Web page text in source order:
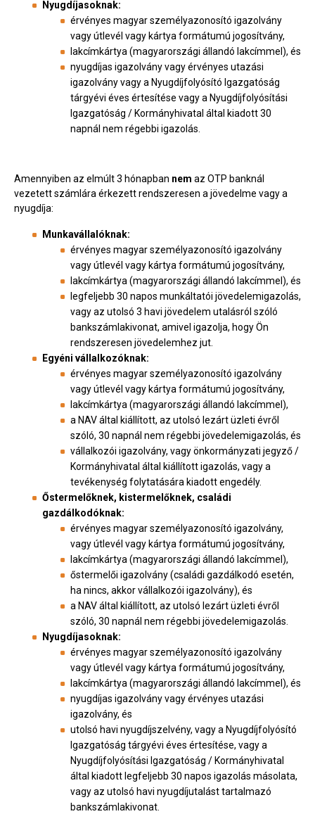
Nyugdíjasoknak:
érvényes magyar személyazonosító igazolvány
vagy útlevél vagy kártya formátumú jogosítvány,
lakcímkártya (magyarországi állandó lakcímmel), és
nyugdíjas igazolvány vagy érvényes utazási
igazolvány vagy a Nyugdíjfolyósító Igazgatóság
tárgyévi éves értesítése vagy a Nyugdíjfolyósítási
Igazgatóság / Kormányhivatal által kiadott 30
napnál nem régebbi igazolás.
Amennyiben az elmúlt 3 hónapban nem az OTP banknál
vezetett számlára érkezett rendszeresen a jövedelme vagy a
nyugdíja:
Munkavállalóknak:
érvényes magyar személyazonosító igazolvány
vagy útlevél vagy kártya formátumú jogosítvány,
lakcímkártya (magyarországi állandó lakcímmel), és
legfeljebb 30 napos munkáltatói jövedelemigazolás,
vagy az utolsó 3 havi jövedelem utalásról szóló
bankszámlakivonat, amivel igazolja, hogy Ön
rendszeresen jövedelemhez jut.
Egyéni vállalkozóknak:
érvényes magyar személyazonosító igazolvány
vagy útlevél vagy kártya formátumú jogosítvány,
lakcímkártya (magyarországi állandó lakcímmel),
a NAV által kiállított, az utolsó lezárt üzleti évről
szóló, 30 napnál nem régebbi jövedelemigazolás, és
vállalkozói igazolvány, vagy önkormányzati jegyző /
Kormányhivatal által kiállított igazolás, vagy a
tevékenység folytatására kiadott engedély.
Őstermelőknek, kistermelőknek, családi
gazdálkodóknak:
érvényes magyar személyazonosító igazolvány,
vagy útlevél vagy kártya formátumú jogosítvány,
lakcímkártya (magyarországi állandó lakcímmel),
őstermelői igazolvány (családi gazdálkodó esetén,
ha nincs, akkor vállalkozói igazolvány), és
a NAV által kiállított, az utolsó lezárt üzleti évről
szóló, 30 napnál nem régebbi jövedelemigazolás.
Nyugdíjasoknak:
érvényes magyar személyazonosító igazolvány
vagy útlevél vagy kártya formátumú jogosítvány,
lakcímkártya (magyarországi állandó lakcímmel), és
nyugdíjas igazolvány vagy érvényes utazási
igazolvány, és
utolsó havi nyugdíjszelvény, vagy a Nyugdíjfolyósító
Igazgatóság tárgyévi éves értesítése, vagy a
Nyugdíjfolyósítási Igazgatóság / Kormányhivatal
által kiadott legfeljebb 30 napos igazolás másolata,
vagy az utolsó havi nyugdíjutalást tartalmazó
bankszámlakivonat.